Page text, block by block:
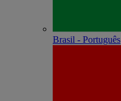
Brasil - Português